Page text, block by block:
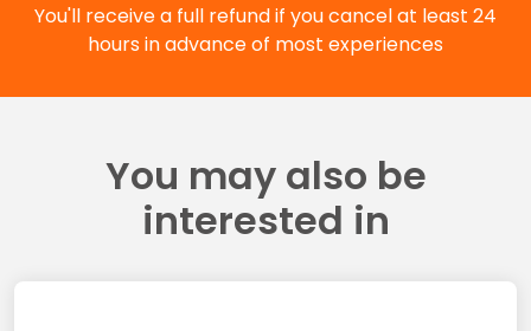
You'll receive a full refund if you cancel at least 24
hours in advance of most experiences
You may also be
interested in